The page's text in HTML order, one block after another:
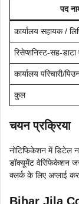
पद
कार्यालय सहायक /
रिसेप्शनिस्ट-सह-
कार्यालय परिचारी/
कुल
चयन प्रक्रिया
नोटिफिकेशन में डिटेल
डॉक्यूमेंट वेरिफिकेशन
क्लर्क के लिए अप्लाई
Bihar Jila